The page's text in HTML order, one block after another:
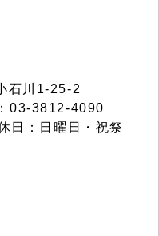
石川1-25-2
03-3812-4090
日：日曜日・祝祭